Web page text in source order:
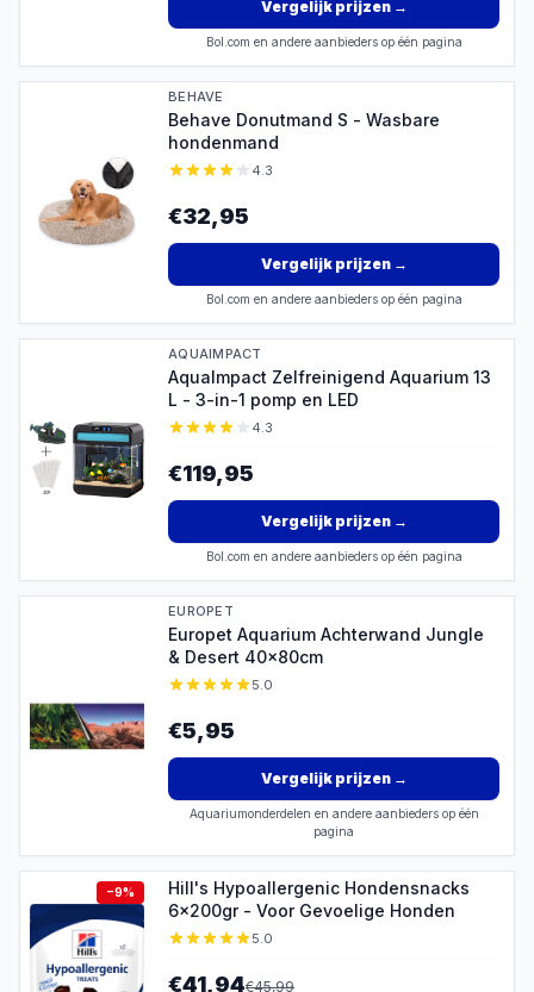
Vergelijk prijzen→
Bol.com en andere aanbieders op één pagina
BEHAVE
Behave Donutmand S - Wasbare
hondenmand
4.3
€32,95
Vergelijk prijzen→
Bol.com en andere aanbieders op één pagina
AQUAIMPACT
AquaImpact Zelfreinigend Aquarium 13
L - 3-in-1 pomp en LED
4.3
€119,95
Vergelijk prijzen→
Bol.com en andere aanbieders op één pagina
EUROPET
Europet Aquarium Achterwand Jungle
& Desert 40x80cm
5.0
€5,95
Vergelijk prijzen→
Aquariumonderdelen en andere aanbieders op één
pagina
−9%
Hill's Hypoallergenic Hondensnacks
6x200gr - Voor Gevoelige Honden
5.0
€41,94€45,99